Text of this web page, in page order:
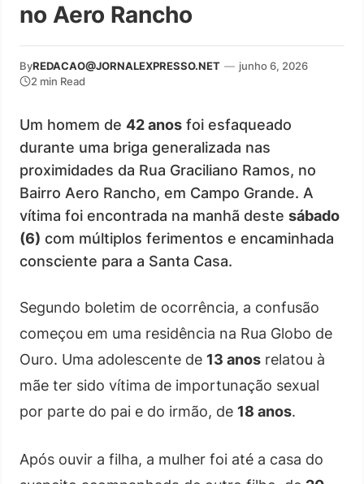
no Aero Rancho
ByREDACAO@JORNALEXPRESSO.NET — junho 6, 2026
2 min Read
Um homem de 42 anos foi esfaqueado
durante uma briga generalizada nas
proximidades da Rua Graciliano Ramos, no
Bairro Aero Rancho, em Campo Grande. A
vítima foi encontrada na manhã deste sábado
(6) com múltiplos ferimentos e encaminhada
consciente para a Santa Casa.
Segundo boletim de ocorrência, a confusão
começou em uma residência na Rua Globo de
Ouro. Uma adolescente de 13 anos relatou à
mãe ter sido vítima de importunação sexual
por parte do pai e do irmão, de 18 anos.
Após ouvir a filha, a mulher foi até a casa do